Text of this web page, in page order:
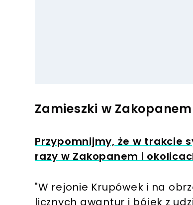
Zamieszki w
Przypomnijmy, że w trakcie
razy w Zakopanem i
"W rejonie Krupówek i na